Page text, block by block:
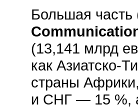
Большая
(13,141 млрд
как Азиатско-
страны
и СНГ — 15 %,